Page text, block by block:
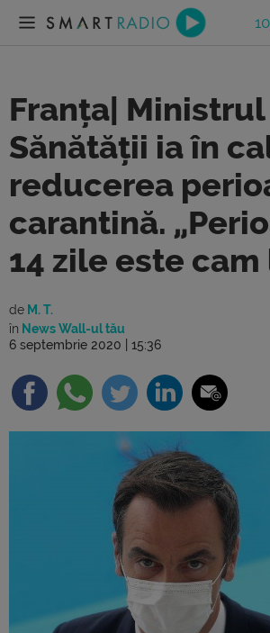
Franța| Ministrul
Sănătății ia în
reducerea
carantină.
14 zile este cam
de M. T.
în News Wall-ul tău
6 septembrie 2020 | 15:36